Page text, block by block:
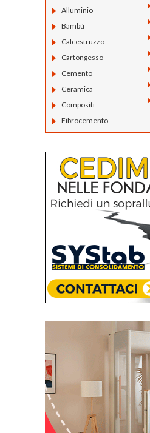
Alluminio
Bambù
Calcestruzzo
Cartongesso
Cemento
Ceramica
Compositi
Fibrocemento